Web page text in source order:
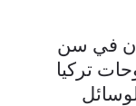
في سن
تركيا